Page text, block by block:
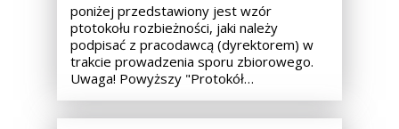
poniżej przedstawiony jest wzór
ptotokołu rozbieżności, jaki należy
podpisać z pracodawcą (dyrektorem) w
trakcie prowadzenia sporu zbiorowego.
Uwaga! Powyższy "Protokół…